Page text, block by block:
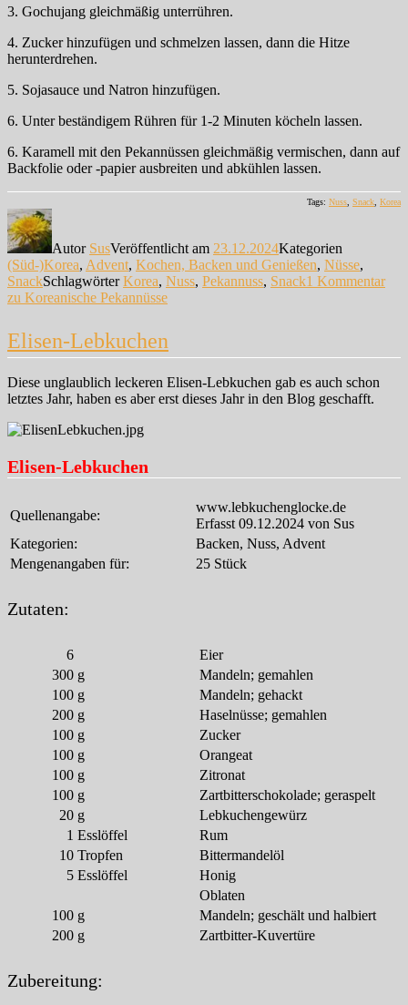
3. Gochujang gleichmäßig unterrühren.
4. Zucker hinzufügen und schmelzen lassen, dann die Hitze
herunterdrehen.
5. Sojasauce und Natron hinzufügen.
6. Unter beständigem Rühren für 1-2 Minuten köcheln lassen.
6. Karamell mit den Pekannüssen gleichmäßig vermischen, dann auf
Backfolie oder -papier ausbreiten und abkühlen lassen.
Tags: Nuss Snack Korea
Autor SusVeröffentlicht am 23.12.2024Kategorien
(Süd-)Korea, Advent, Kochen, Backen und Genießen, Nüsse,
SnackSchlagwörterKorea, Nuss, Pekannuss, Snack1 Kommentar
zu Koreanische Pekannüsse
Elisen-Lebkuchen
Diese unglaublich leckeren Elisen-Lebkuchen gab es auch schon
letztes Jahr, haben es aber erst dieses Jahr in den Blog geschafft.
Elisen-Lebkuchen
Quellenangabe:
www.lebkuchenglocke.de
Erfasst 09.12.2024 von Sus
Kategorien:
Backen, Nuss, Advent
Mengenangaben für:
25 Stück
Zutaten:
6
Eier
300 g
Mandeln; gemahlen
100 g
Mandeln; gehackt
200 g
Haselnüsse; gemahlen
100 g
Zucker
100 g
Orangeat
100 g
Zitronat
100 g
Zartbitterschokolade; geraspelt
20 g
Lebkuchengewürz
1 Esslöffel
Rum
10 Tropfen
Bittermandelöl
5 Esslöffel
Honig
Oblaten
100 g
Mandeln; geschält und halbiert
200 g Zartbitter-Kuvertüre
Zubereitung: